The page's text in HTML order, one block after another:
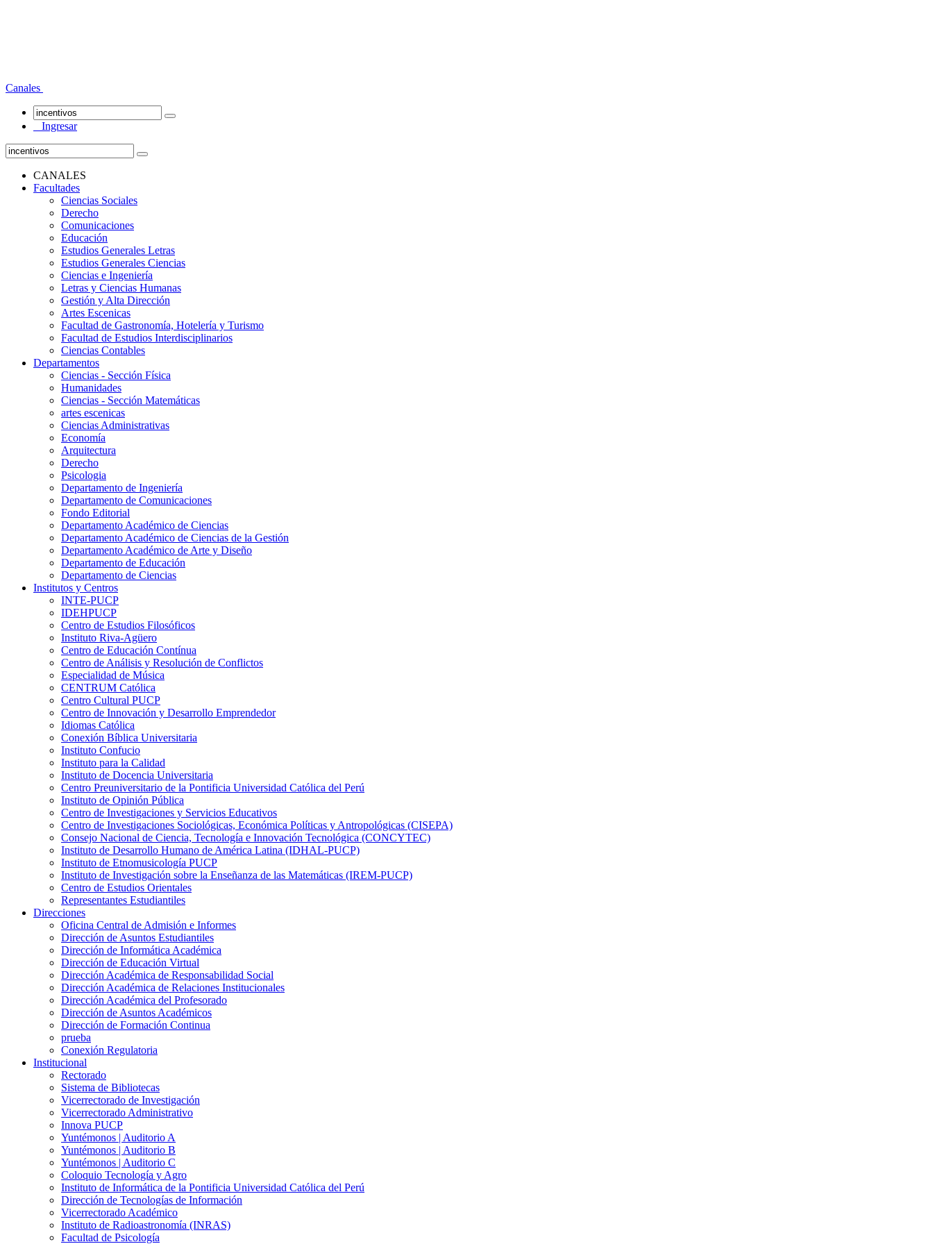
Canales
Ingresar
CANALES
Facultades
Ciencias Sociales
Derecho
Comunicaciones
Educación
Estudios Generales Letras
Estudios Generales Ciencias
Ciencias e Ingeniería
Letras y Ciencias Humanas
Gestión y Alta Dirección
Artes Escenicas
Facultad de Gastronomía, Hotelería y Turismo
Facultad de Estudios Interdisciplinarios
Ciencias Contables
Departamentos
Ciencias - Sección Física
Humanidades
Ciencias - Sección Matemáticas
artes escenicas
Ciencias Administrativas
Economía
Arquitectura
Derecho
Psicologia
Departamento de Ingeniería
Departamento de Comunicaciones
Fondo Editorial
Departamento Académico de Ciencias
Departamento Académico de Ciencias de la Gestión
Departamento Académico de Arte y Diseño
Departamento de Educación
Departamento de Ciencias
Institutos y Centros
INTE-PUCP
IDEHPUCP
Centro de Estudios Filosóficos
Instituto Riva-Agüero
Centro de Educación Contínua
Centro de Análisis y Resolución de Conflictos
Especialidad de Música
CENTRUM Católica
Centro Cultural PUCP
Centro de Innovación y Desarrollo Emprendedor
Idiomas Católica
Conexión Bíblica Universitaria
Instituto Confucio
Instituto para la Calidad
Instituto de Docencia Universitaria
Centro Preuniversitario de la Pontificia Universidad Católica del Perú
Instituto de Opinión Pública
Centro de Investigaciones y Servicios Educativos
Centro de Investigaciones Sociológicas, Económica Políticas y Antropológicas (CISEPA)
Consejo Nacional de Ciencia, Tecnología e Innovación Tecnológica (CONCYTEC)
Instituto de Desarrollo Humano de América Latina (IDHAL-PUCP)
Instituto de Etnomusicología PUCP
Instituto de Investigación sobre la Enseñanza de las Matemáticas (IREM-PUCP)
Centro de Estudios Orientales
Representantes Estudiantiles
Direcciones
Oficina Central de Admisión e Informes
Dirección de Asuntos Estudiantiles
Dirección de Informática Académica
Dirección de Educación Virtual
Dirección Académica de Responsabilidad Social
Dirección Académica de Relaciones Institucionales
Dirección Académica del Profesorado
Dirección de Asuntos Académicos
Dirección de Formación Continua
prueba
Conexión Regulatoria
Institucional
Rectorado
Sistema de Bibliotecas
Vicerrectorado de Investigación
Vicerrectorado Administrativo
Innova PUCP
Yuntémonos | Auditorio A
Yuntémonos | Auditorio B
Yuntémonos | Auditorio C
Coloquio Tecnología y Agro
Instituto de Informática de la Pontificia Universidad Católica del Perú
Dirección de Tecnologías de Información
Vicerrectorado Académico
Instituto de Radioastronomía (INRAS)
Facultad de Psicología